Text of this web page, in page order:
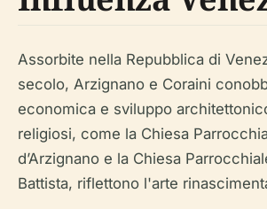
Assorbite nella Repubblica di
secolo, Arzignano e Coraini
economica e sviluppo
religiosi, come la Chiesa
d’Arzignano e la Chiesa
Battista, riflettono l'arte